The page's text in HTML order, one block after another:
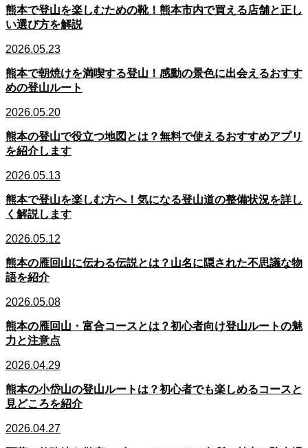
熊本で登山を楽しむための靴！熊本市内で買える店舗と正し
い選び方を解説
2026.05.23
熊本で朝焼けを満喫する登山！感動の景色に出会えるおすす
めの登山ルート
2026.05.20
熊本の登山で役立つ地図とは？無料で使えるおすすめアプリ
を紹介します
2026.05.13
熊本で登山を楽しむ方へ！気になる登山道の整備状況を詳し
く解説します
2026.05.12
熊本の雁回山に伝わる伝説とは？山名に隠された不思議な物
語を紹介
2026.05.08
熊本の雁回山・富合コースとは？初心者向け登山ルートの魅
力と注意点
2026.04.29
熊本の小岱山の登山ルートは？初心者でも楽しめるコースと
見どころを紹介
2026.04.27